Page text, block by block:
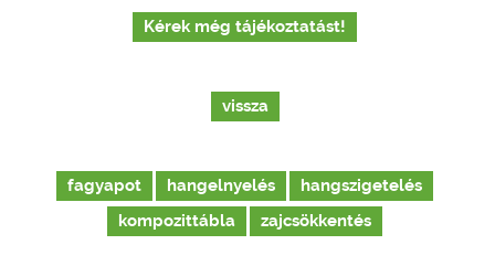
Kérek még tájékoztatást!
vissza
fagyapot hangelnyelés
hangszigetelés
kompozittábla
zajcsökkentés